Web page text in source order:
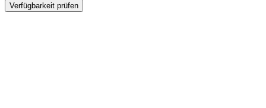
Verfügbarkeit prüfen